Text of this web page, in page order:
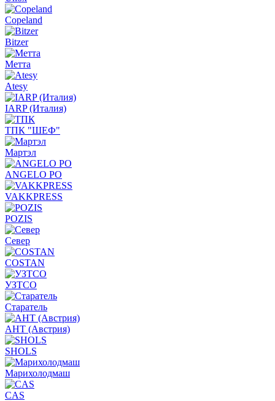
Copeland
Bitzer
Метта
Atesy
IARP (Италия)
ТПК "ШЕФ"
Мартэл
ANGELO PO
VAKKPRESS
POZIS
Север
COSTAN
УЗТСО
Старатель
АНТ (Австрия)
SHOLS
Марихолодмаш
CAS